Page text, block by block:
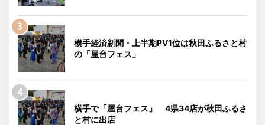
横手経済新聞・上半期PV1位は秋田ふるさと村
の「屋台フェス」
横手で「屋台フェス」 4県34店が秋田ふるさ
と村に出店